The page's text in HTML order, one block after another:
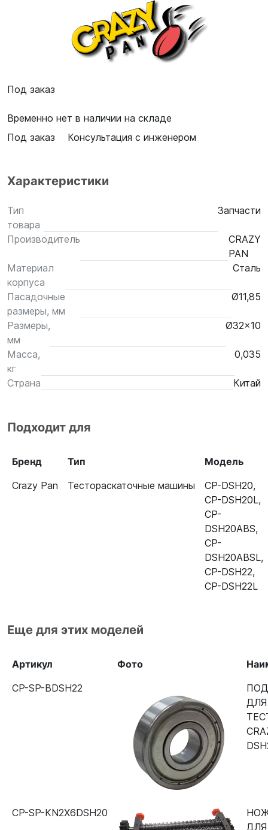
Под заказ
Временно нет в наличии на складе
Под заказ
Консультация с инженером
Характеристики
Тип
товара
Запчасти
Производитель
CRAZY
PAN
Материал
корпуса
Сталь
Пасадочные
размеры, мм
Ø11,85
Размеры,
мм
Ø32x10
Масса,
кг
0,035
Страна Китай
Подходит для
Бренд Тип
Модель
Crazy Pan
Тестораскаточные машины CP-DSH20,
CP-DSH20L,
CP-
DSH20ABS,
CP-
DSH20ABSL,
CP-DSH22,
CP-DSH22L
Еще для этих моделей
Артикул Фото
CP-SP-BDSH22
ДЛЯ
CP-SP-KN2X6DSH20
ДЛЯ